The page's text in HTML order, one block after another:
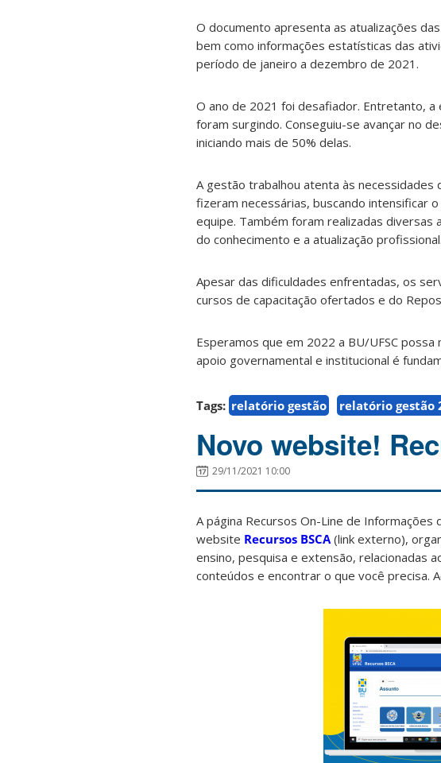
O documento apresenta as atualizações
bem como informações estatísticas das
período de janeiro a dezembro de 2021.
O ano de 2021 foi desafiador. Entretanto,
foram surgindo. Conseguiu-se avançar no
iniciando mais de 50% delas.
A gestão trabalhou atenta às necessidades
fizeram necessárias, buscando intensificar
equipe. Também foram realizadas
do conhecimento e a atualização profissional.
Apesar das dificuldades enfrentadas, os
cursos de capacitação ofertados e do
Esperamos que em 2022 a BU/UFSC
apoio governamental e institucional é
Tags: relatório gestão relatório gestão
Novo website!
29/11/2021 10:00
A página Recursos On-Line de Informações
website Recursos BSCA(link externo),
ensino, pesquisa e extensão, relacionadas
conteúdos e encontrar o que você precisa.